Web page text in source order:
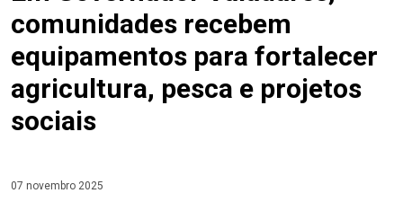
comunidades recebem
equipamentos para fortalecer
agricultura, pesca e projetos
sociais
07 novembro 2025